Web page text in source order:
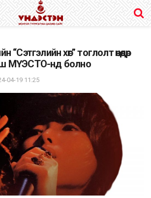
хөг” тоглолт өнөөдөр
МҮЭСТО-нд болно
04-19 11:25